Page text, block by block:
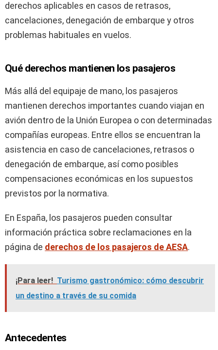
derechos aplicables en casos de retrasos,
cancelaciones, denegación de embarque y otros
problemas habituales en vuelos.
Qué derechos mantienen los pasajeros
Más allá del equipaje de mano, los pasajeros
mantienen derechos importantes cuando viajan en
avión dentro de la Unión Europea o con determinadas
compañías europeas. Entre ellos se encuentran la
asistencia en caso de cancelaciones, retrasos o
denegación de embarque, así como posibles
compensaciones económicas en los supuestos
previstos por la normativa.
En España, los pasajeros pueden consultar
información práctica sobre reclamaciones en la
página de derechos de los pasajeros de AESA.
¡Para leer! Turismo gastronómico: cómo descubrir
un destino a través de su comida
Antecedentes